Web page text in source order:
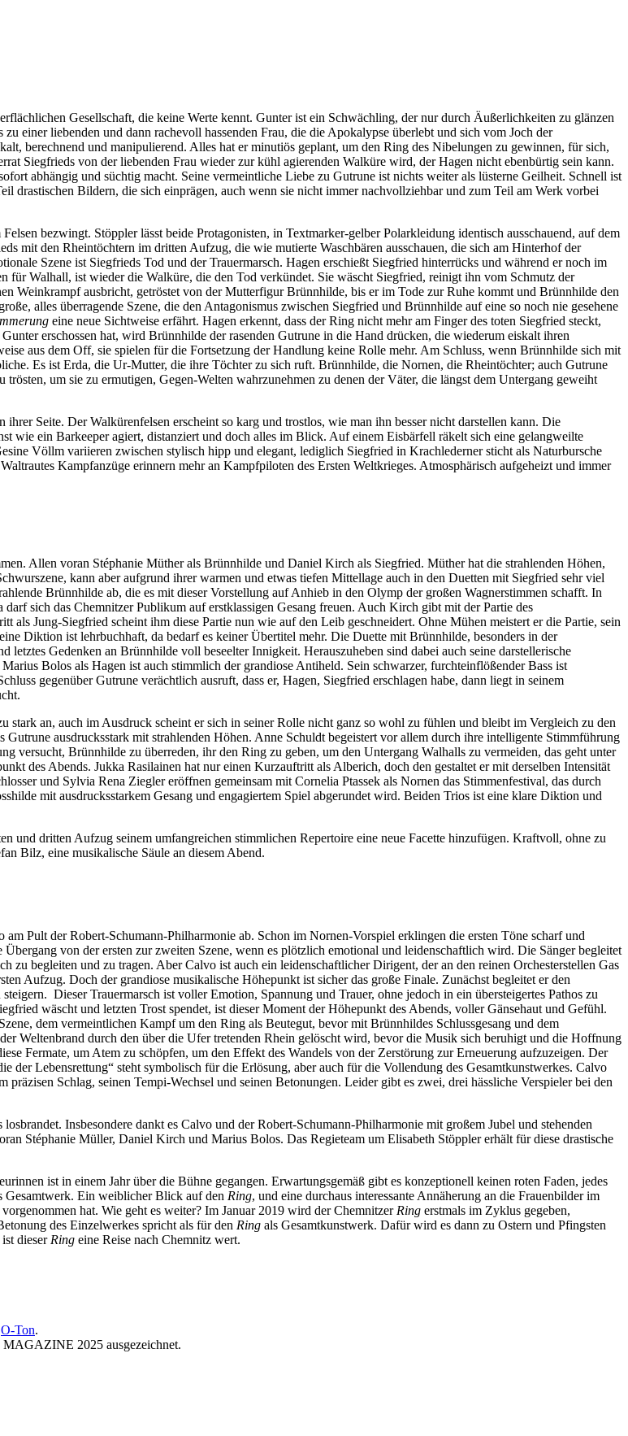
Gesellschaft, die keine Werte kennt. Gunter ist ein Schwächling, der nur durch Äußerlichkeiten zu glänzen
einer liebenden und dann rachevoll hassenden Frau, die die Apokalypse überlebt und sich vom Joch der
berechnend und manipulierend. Alles hat er minutiös geplant, um den Ring des Nibelungen zu gewinnen, für sich,
Siegfrieds von der liebenden Frau wieder zur kühl agierenden Walküre wird, der Hagen nicht ebenbürtig sein kann.
abhängig und süchtig macht. Seine vermeintliche Liebe zu Gutrune ist nichts weiter als lüsterne Geilheit. Schnell ist
drastischen Bildern, die sich einprägen, auch wenn sie nicht immer nachvollziehbar und zum Teil am Werk vorbei
bezwingt. Stöppler lässt beide Protagonisten, in Textmarker-gelber Polarkleidung identisch ausschauend, auf dem
mit den Rheintöchtern im dritten Aufzug, die wie mutierte Waschbären ausschauen, die sich am Hinterhof der
Szene ist Siegfrieds Tod und der Trauermarsch. Hagen erschießt Siegfried hinterrücks und während er noch im
Walhall, ist wieder die Walküre, die den Tod verkündet. Sie wäscht Siegfried, reinigt ihn vom Schmutz der
Weinkrampf ausbricht, getröstet von der Mutterfigur Brünnhilde, bis er im Tode zur Ruhe kommt und Brünnhilde den
alles überragende Szene, die den Antagonismus zwischen Siegfried und Brünnhilde auf eine so noch nie gesehene
eine neue Sichtweise erfährt. Hagen erkennt, dass der Ring nicht mehr am Finger des toten Siegfried steckt,
erschossen hat, wird Brünnhilde der rasenden Gutrune in die Hand drücken, die wiederum eiskalt ihren
aus dem Off, sie spielen für die Fortsetzung der Handlung keine Rolle mehr. Am Schluss, wenn Brünnhilde sich mit
Es ist Erda, die Ur-Mutter, die ihre Töchter zu sich ruft. Brünnhilde, die Nornen, die Rheintöchter; auch Gutrune
um sie zu ermutigen, Gegen-Welten wahrzunehmen zu denen der Väter, die längst dem Untergang geweiht
Seite. Der Walkürenfelsen erscheint so karg und trostlos, wie man ihn besser nicht darstellen kann. Die
wie ein Barkeeper agiert, distanziert und doch alles im Blick. Auf einem Eisbärfell räkelt sich eine gelangweilte
Völlm variieren zwischen stylisch hipp und elegant, lediglich Siegfried in Krachlederner sticht als Naturbursche
Kampfanzüge erinnern mehr an Kampfpiloten des Ersten Weltkrieges. Atmosphärisch aufgeheizt und immer
Allen voran Stéphanie Müther als Brünnhilde und Daniel Kirch als Siegfried. Müther hat die strahlenden Höhen,
kann aber aufgrund ihrer warmen und etwas tiefen Mittellage auch in den Duetten mit Siegfried sehr viel
Brünnhilde ab, die es mit dieser Vorstellung auf Anhieb in den Olymp der großen Wagnerstimmen schafft. In
sich das Chemnitzer Publikum auf erstklassigen Gesang freuen. Auch Kirch gibt mit der Partie des
als Jung-Siegfried scheint ihm diese Partie nun wie auf den Leib geschneidert. Ohne Mühen meistert er die Partie, sein
Diktion ist lehrbuchhaft, da bedarf es keiner Übertitel mehr. Die Duette mit Brünnhilde, besonders in der
letztes Gedenken an Brünnhilde voll beseelter Innigkeit. Herauszuheben sind dabei auch seine darstellerische
Bolos als Hagen ist auch stimmlich der grandiose Antiheld. Sein schwarzer, furchteinflößender Bass ist
gegenüber Gutrune verächtlich ausruft, dass er, Hagen, Siegfried erschlagen habe, dann liegt in seinem
an, auch im Ausdruck scheint er sich in seiner Rolle nicht ganz so wohl zu fühlen und bleibt im Vergleich zu den
ausdrucksstark mit strahlenden Höhen. Anne Schuldt begeistert vor allem durch ihre intelligente Stimmführung
versucht, Brünnhilde zu überreden, ihr den Ring zu geben, um den Untergang Walhalls zu vermeiden, das geht unter
des Abends. Jukka Rasilainen hat nur einen Kurzauftritt als Alberich, doch den gestaltet er mit derselben Intensität
und Sylvia Rena Ziegler eröffnen gemeinsam mit Cornelia Ptassek als Nornen das Stimmenfestival, das durch
mit ausdrucksstarkem Gesang und engagiertem Spiel abgerundet wird. Beiden Trios ist eine klare Diktion und
und dritten Aufzug seinem umfangreichen stimmlichen Repertoire eine neue Facette hinzufügen. Kraftvoll, ohne zu
Bilz, eine musikalische Säule an diesem Abend.
Pult der Robert-Schumann-Philharmonie ab. Schon im Nornen-Vorspiel erklingen die ersten Töne scharf und
von der ersten zur zweiten Szene, wenn es plötzlich emotional und leidenschaftlich wird. Die Sänger begleitet
zu begleiten und zu tragen. Aber Calvo ist auch ein leidenschaftlicher Dirigent, der an den reinen Orchesterstellen Gas
Aufzug. Doch der grandiose musikalische Höhepunkt ist sicher das große Finale. Zunächst begleitet er den
Dieser Trauermarsch ist voller Emotion, Spannung und Trauer, ohne jedoch in ein übersteigertes Pathos zu
wäscht und letzten Trost spendet, ist dieser Moment der Höhepunkt des Abends, voller Gänsehaut und Gefühl.
dem vermeintlichen Kampf um den Ring als Beutegut, bevor mit Brünnhildes Schlussgesang und dem
Weltenbrand durch den über die Ufer tretenden Rhein gelöscht wird, bevor die Musik sich beruhigt und die Hoffnung
Fermate, um Atem zu schöpfen, um den Effekt des Wandels von der Zerstörung zur Erneuerung aufzuzeigen. Der
Lebensrettung“ steht symbolisch für die Erlösung, aber auch für die Vollendung des Gesamtkunstwerkes. Calvo
Schlag, seinen Tempi-Wechsel und seinen Betonungen. Leider gibt es zwei, drei hässliche Verspieler bei den
Insbesondere dankt es Calvo und der Robert-Schumann-Philharmonie mit großem Jubel und stehenden
Stéphanie Müller, Daniel Kirch und Marius Bolos. Das Regieteam um Elisabeth Stöppler erhält für diese drastische
ist in einem Jahr über die Bühne gegangen. Erwartungsgemäß gibt es konzeptionell keinen roten Faden, jedes
Gesamtwerk. Ein weiblicher Blick auf den Ring, und eine durchaus interessante Annäherung an die Frauenbilder im
hat. Wie geht es weiter? Im Januar 2019 wird der Chemnitzer Ring erstmals im Zyklus gegeben,
des Einzelwerkes spricht als für den Ring als Gesamtkunstwerk. Dafür wird es dann zu Ostern und Pfingsten
dieser Ring eine Reise nach Chemnitz wert.
O-Ton.
2025 ausgezeichnet.